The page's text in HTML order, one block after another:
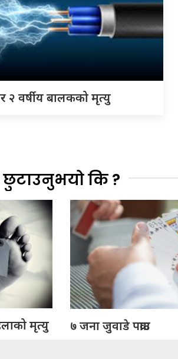
२ वर्षीय बालकको मृत्यु
छुटाउनुभयो कि ?
मृत्यु ७ जना जुवाडे पक्राउ